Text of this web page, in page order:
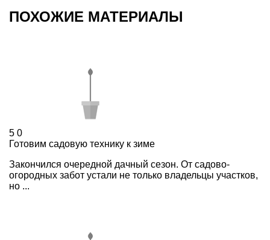
ПОХОЖИЕ МАТЕРИАЛЫ
5 0
Готовим садовую технику к зиме
Закончился очередной дачный сезон. От садово-
огородных забот устали не только владельцы участков,
но ...